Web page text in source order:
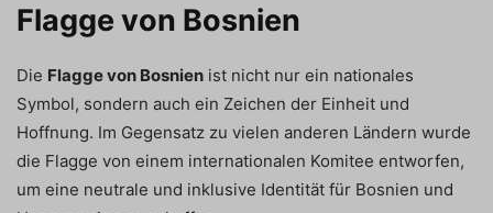
Flagge von Bosnien
Die Flagge von Bosnien ist nicht nur ein nationales
Symbol, sondern auch ein Zeichen der Einheit und
Hoffnung. Im Gegensatz zu vielen anderen Ländern wurde
die Flagge von einem internationalen Komitee entworfen,
um eine neutrale und inklusive Identität für Bosnien und